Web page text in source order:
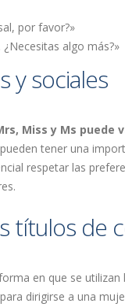
por favor?»
¿Necesitas algo más?»
y sociales
Miss y Ms
tener una
respetar las
títulos de
en que se
dirigirse a una